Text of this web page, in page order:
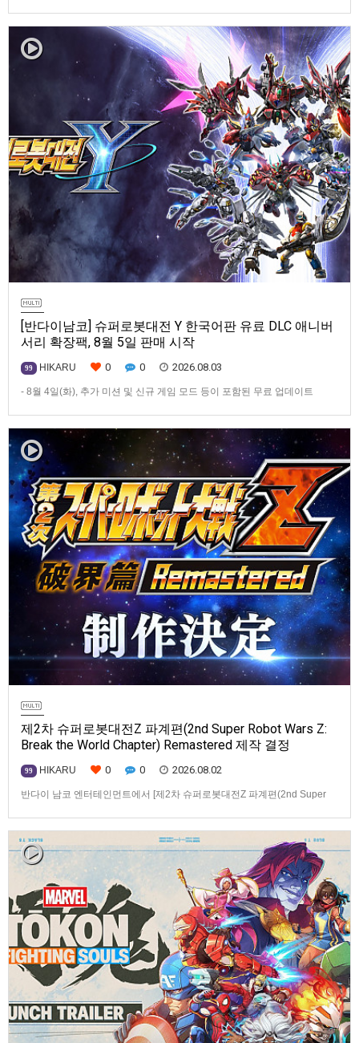
문 판매를 8월 5일(수)부터 시작한다고 발표했다.‘ELDEN RING 빛바랜 자
에디션’에는 ‘ELDEN R…
[반다이남코] 슈퍼로봇대전 Y 한국어판 유료 DLC 애니버
서리 확장팩, 8월 5일 판매 시작
99 HIKARU 0 0 2026.08.03
- 8월 4일(화), 추가 미션 및 신규 게임 모드 등이 포함된 무료 업데이트
Switch™, Steam®용 ‘슈퍼로봇대전 Y’(한국어판)의 유료 DLC ‘애니버서리
확장팩’을 2026년 …
제2차 슈퍼로봇대전Z 파계편(2nd Super Robot Wars Z:
Break the World Chapter) Remastered 제작 결정
99 HIKARU 0 0 2026.08.02
반다이 남코 엔터테인먼트에서 [제2차 슈퍼로봇대전Z 파계편(2nd Super
판[제2차 슈퍼로봇대전Z 파계편]은 2011년 PSP로 발매되었으며, 2012년
에 발매되었던 [제2…